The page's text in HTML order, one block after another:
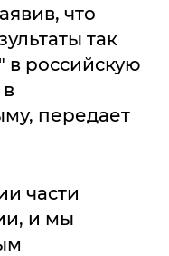
что
так
российскую
передает
части
и мы